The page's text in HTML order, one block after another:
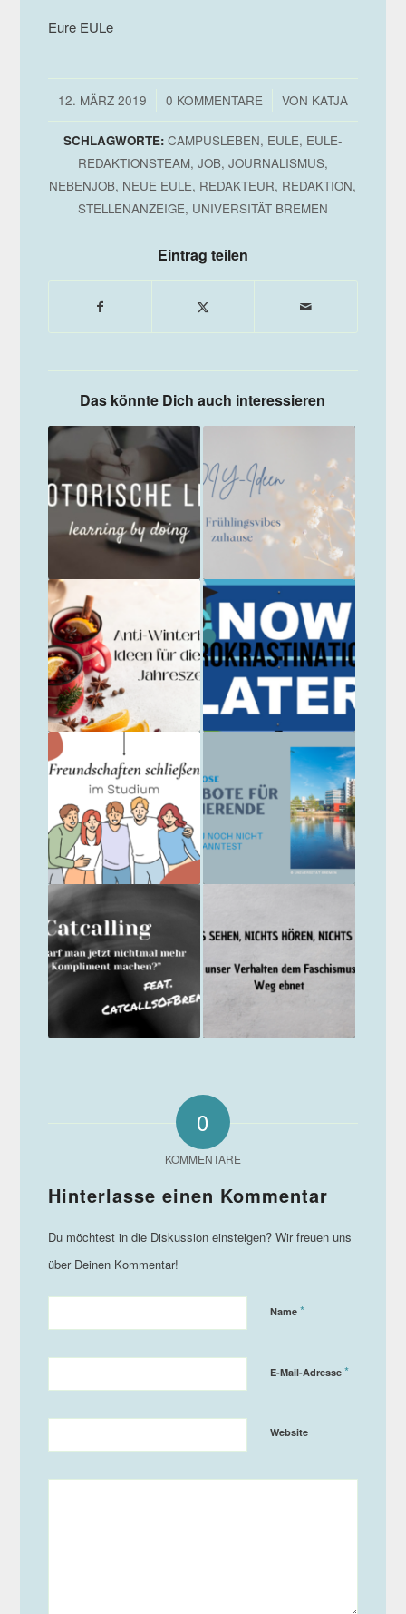
Eure EULe
12. MÄRZ 2019
/ 0 KOMMENTARE
/ VON KATJA
SCHLAGWORTE: CAMPUSLEBEN, EULE, EULE-
REDAKTIONSTEAM, JOB, JOURNALISMUS,
NEBENJOB, NEUE EULE, REDAKTEUR, REDAKTION,
STELLENANZEIGE, UNIVERSITÄT BREMEN
Eintrag teilen
Das könnte Dich auch interessieren
0
KOMMENTARE
Name *
E-Mail-Adresse *
Website